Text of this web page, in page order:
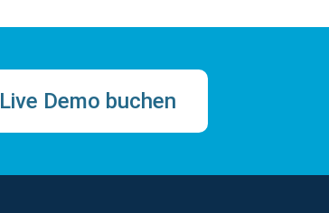
Live Demo buchen